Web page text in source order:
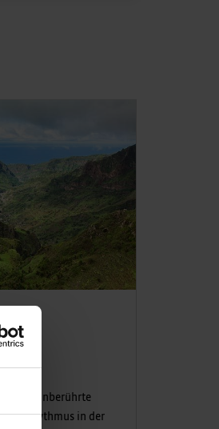
noch unberührte
den Rhythmus in der